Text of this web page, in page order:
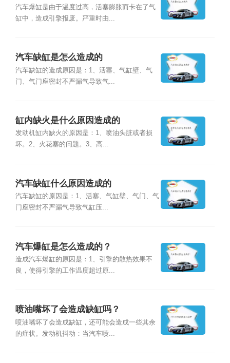
汽车爆缸是由于温度过高，活塞膨胀而卡在了气
缸中，造成引擎报废。严重时由...
汽车缺缸是怎么造成的
汽车缺缸的造成原因是：1、活塞、气缸壁、气
门、气门座密封不严漏气导致气...
缸内缺火是什么原因造成的
发动机缸内缺火的原因是：1、喷油头脏或者损
坏。2、火花塞的问题。3、高...
汽车缺缸什么原因造成的
汽车缺缸的原因是：1、活塞、气缸壁、气门、气
门座密封不严漏气导致气缸压...
汽车爆缸是怎么造成的？
造成汽车爆缸的原因是：1、引擎的散热效果不
良，使得引擎的工作温度超过原...
喷油嘴坏了会造成缺缸吗？
喷油嘴坏了会造成缺缸，还可能会造成一些其余
的症状。发动机抖动：当汽车喷...